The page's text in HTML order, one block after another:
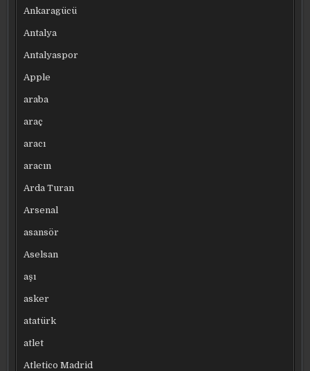
Ankaragücü
Antalya
Antalyaspor
Apple
araba
araç
aracı
aracın
Arda Turan
Arsenal
asansör
Aselsan
aşı
asker
atatürk
atlet
Atletico Madrid